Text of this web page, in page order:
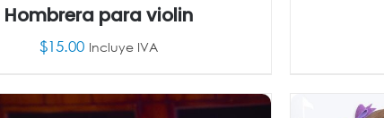
AÑADIR AL CARRITO / DETALLES
Hombrera para violin
$15.00 Incluye IVA